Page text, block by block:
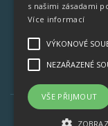
Osobní blog
Výpočet ceny 3D
© Copyright
s našimi zásadami
Více informací
VÝKONOVÉ
NEZAŘAZENÉ
VŠE PŘIJMOUT